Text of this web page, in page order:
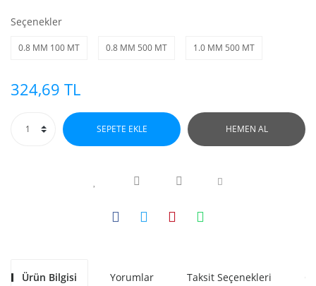
Seçenekler
0.8 MM 100 MT 0.8 MM 500 MT 1.0 MM 500 MT
324,69 TL
SEPETE EKLE HEMEN AL
Ürün Bilgisi Yorumlar Taksit Seçenekleri